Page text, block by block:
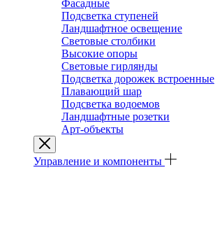
Фасадные
Подсветка ступеней
Ландшафтное освещение
Световые столбики
Высокие опоры
Световые гирлянды
Подсветка дорожек встроенные
Плавающий шар
Подсветка водоемов
Ландшафтные розетки
Арт-объекты
Управление и компоненты